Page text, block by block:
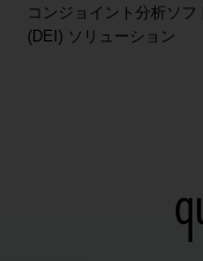
コンジョイント分析ソフ
(DEI) ソリューション